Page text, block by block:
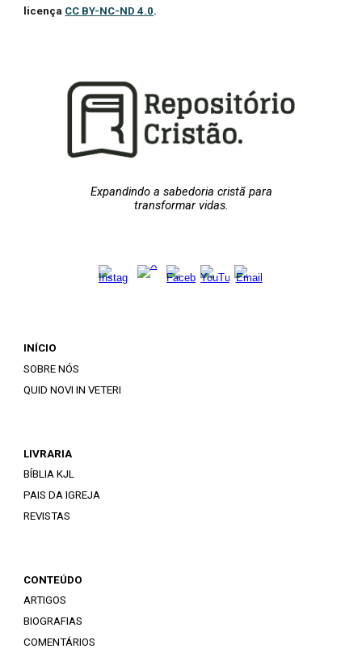
licença CC BY-NC-ND 4.0.
Expandindo a sabedoria cristã para
transformar vidas.
INÍCIO
SOBRE NÓS
QUID NOVI IN VETERI
LIVRARIA
BÍBLIA KJL
PAIS DA IGREJA
REVISTAS
CONTEÚDO
ARTIGOS
BIOGRAFIAS
COMENTÁRIOS